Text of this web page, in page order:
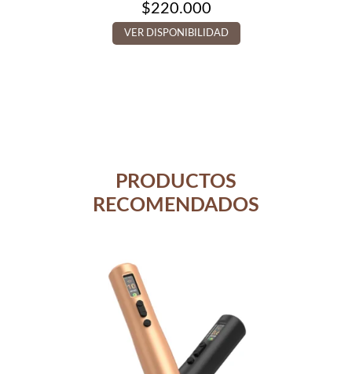
$220.000
VER DISPONIBILIDAD
PRODUCTOS
RECOMENDADOS